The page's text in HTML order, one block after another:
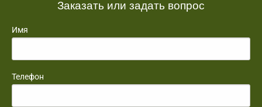
Заказать или задать вопрос
Имя
Телефон